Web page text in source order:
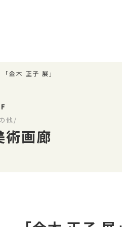
「金木 正子 展」
他/
術画廊